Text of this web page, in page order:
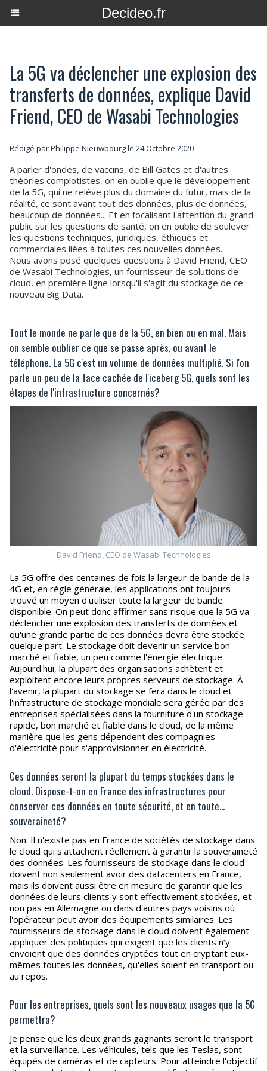
Decideo.fr
La 5G va déclencher une explosion des
transferts de données, explique David
Friend, CEO de Wasabi Technologies
Rédigé parPhilippe Nieuwbourgle 24 Octobre 2020
A parler d'ondes, de vaccins, de Bill Gates et d'autres
théories complotistes, on en oublie que le développement
de la 5G, qui ne relève plus du domaine du futur, mais de la
réalité, ce sont avant tout des données, plus de données,
beaucoup de données... Et en focalisant l'attention du grand
public sur les questions de santé, on en oublie de soulever
les questions techniques, juridiques, éthiques et
commerciales liées à toutes ces nouvelles données.
Nous avons posé quelques questions à David Friend, CEO
de Wasabi Technologies, un fournisseur de solutions de
cloud, en première ligne lorsqu'il s'agit du stockage de ce
nouveau Big Data.
Tout le monde ne parle que de la 5G, en bien ou en mal. Mais
on semble oublier ce que se passe après, ou avant le
téléphone. La 5G c'est un volume de données multiplié. Si l'on
parle un peu de la face cachée de l'iceberg 5G, quels sont les
étapes de l'infrastructure concernés?
David Friend, CEO de Wasabi Technologies
La 5G offre des centaines de fois la largeur de bande de la
4G et, en règle générale, les applications ont toujours
trouvé un moyen d'utiliser toute la largeur de bande
disponible. On peut donc affirmer sans risque que la 5G va
déclencher une explosion des transferts de données et
qu'une grande partie de ces données devra être stockée
quelque part. Le stockage doit devenir un service bon
marché et fiable, un peu comme l'énergie électrique.
Aujourd'hui, la plupart des organisations achètent et
exploitent encore leurs propres serveurs de stockage. À
l'avenir, la plupart du stockage se fera dans le cloud et
l'infrastructure de stockage mondiale sera gérée par des
entreprises spécialisées dans la fourniture d'un stockage
rapide, bon marché et fiable dans le cloud, de la même
manière que les gens dépendent des compagnies
d'électricité pour s'approvisionner en électricité.
Ces données seront la plupart du temps stockées dans le
cloud. Dispose-t-on en France des infrastructures pour
conserver ces données en toute sécurité, et en toute...
souveraineté?
Non. Il n'existe pas en France de sociétés de stockage dans
le cloud qui s'attachent réellement à garantir la souveraineté
des données. Les fournisseurs de stockage dans le cloud
doivent non seulement avoir des datacenters en France,
mais ils doivent aussi être en mesure de garantir que les
données de leurs clients y sont effectivement stockées, et
non pas en Allemagne ou dans d'autres pays voisins où
l'opérateur peut avoir des équipements similaires. Les
fournisseurs de stockage dans le cloud doivent également
appliquer des politiques qui exigent que les clients n’y
envoient que des données cryptées tout en cryptant eux-
mêmes toutes les données, qu'elles soient en transport ou
au repos.
Pour les entreprises, quels sont les nouveaux usages que la 5G
permettra?
Je pense que les deux grands gagnants seront le transport
et la surveillance. Les véhicules, tels que les Teslas, sont
équipés de caméras et de capteurs. Pour atteindre l'objectif